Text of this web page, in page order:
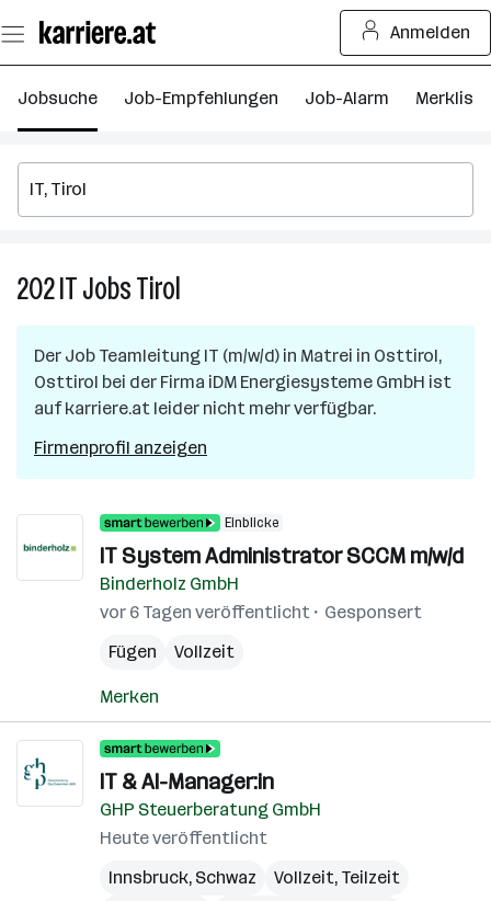
Seiteninhalt
springen
Anmelden
Jobsuche Job-Empfehlungen Job-Alarm Merkliste
202ITJobsTirol
in
Tirol
Der Job Teamleitung IT (m/w/d) in Matrei in Osttirol,
Osttirol bei der Firma iDM Energiesysteme GmbH ist
auf karriere.at leider nicht mehr verfügbar.
Firmenprofil anzeigen
Einblicke
IT System Administrator SCCM m/w/d
Binderholz GmbH
vor 6 Tagen veröffentlicht
Gesponsert
Fügen
Vollzeit
Merken
IT & AI-Manager:in
GHP Steuerberatung GmbH
Heute veröffentlicht
Innsbruck, Schwaz
Vollzeit, Teilzeit